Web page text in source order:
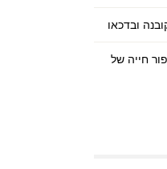
חייה של